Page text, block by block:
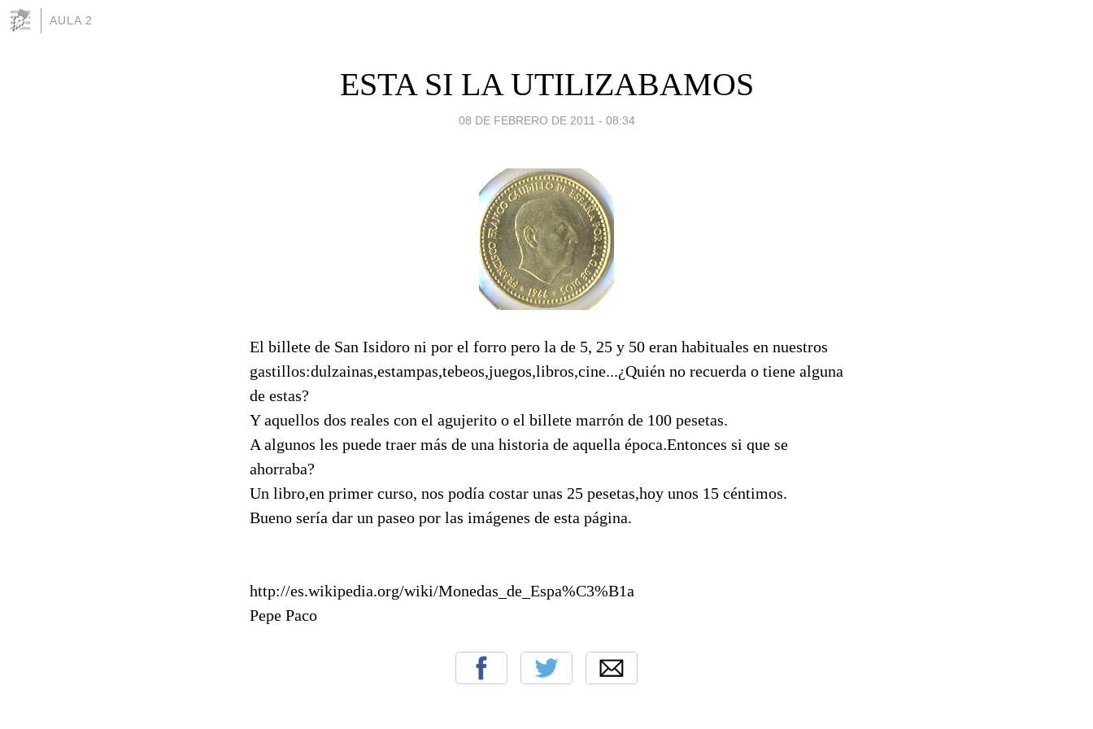
AULA 2
ESTA SI LA UTILIZABAMOS
08 DE FEBRERO DE 2011 - 08:34
El billete de San Isidoro ni por el forro pero la de 5, 25 y 50 eran habituales en nuestros
gastillos:dulzainas,estampas,tebeos,juegos,libros,cine...¿Quién no recuerda o tiene alguna
de estas?
Y aquellos dos reales con el agujerito o el billete marrón de 100 pesetas.
A algunos les puede traer más de una historia de aquella época.Entonces si que se
ahorraba?
Un libro,en primer curso, nos podía costar unas 25 pesetas,hoy unos 15 céntimos.
Bueno sería dar un paseo por las imágenes de esta página.
http://es.wikipedia.org/wiki/Monedas_de_Espa%C3%B1a
Pepe Paco